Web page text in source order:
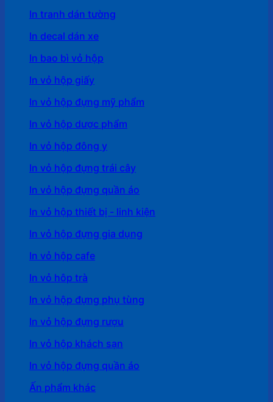
In tranh dán tường
In decal dán xe
In bao bì vỏ hộp
In vỏ hộp giấy
In vỏ hộp đựng mỹ phẩm
In vỏ hộp dược phẩm
In vỏ hộp đông y
In vỏ hộp đựng trái cây
In vỏ hộp đựng quần áo
In vỏ hộp thiết bị - linh kiện
In vỏ hộp đựng gia dụng
In vỏ hộp cafe
In vỏ hôp trà
In vỏ hộp đựng phụ tùng
In vỏ hộp đựng rượu
In vỏ hộp khách sạn
In vỏ hộp đựng quần áo
Ấn phẩm khác